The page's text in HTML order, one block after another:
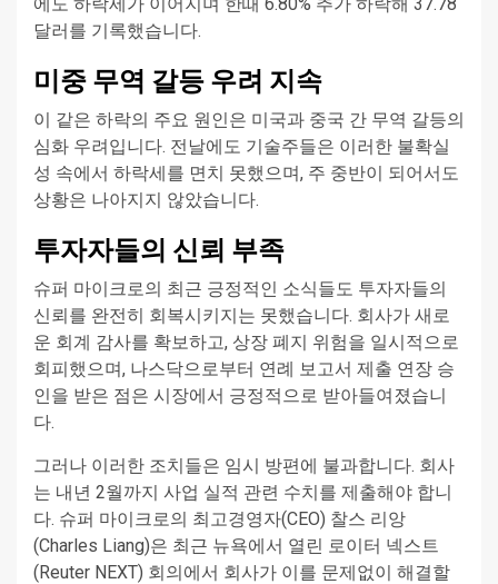
달러를 기록했습니다.
미중 무역 갈등 우려 지속
이 같은 하락의 주요 원인은 미국과 중국 간 무역 갈등의
심화 우려입니다. 전날에도 기술주들은 이러한 불확실
성 속에서 하락세를 면치 못했으며, 주 중반이 되어서도
상황은 나아지지 않았습니다.
투자자들의 신뢰 부족
슈퍼 마이크로의 최근 긍정적인 소식들도 투자자들의
신뢰를 완전히 회복시키지는 못했습니다. 회사가 새로
운 회계 감사를 확보하고, 상장 폐지 위험을 일시적으로
회피했으며, 나스닥으로부터 연례 보고서 제출 연장 승
인을 받은 점은 시장에서 긍정적으로 받아들여졌습니
다.
그러나 이러한 조치들은 임시 방편에 불과합니다. 회사
는 내년 2월까지 사업 실적 관련 수치를 제출해야 합니
다. 슈퍼 마이크로의 최고경영자(CEO) 찰스 리앙
(Charles Liang)은 최근 뉴욕에서 열린 로이터 넥스트
(Reuter NEXT) 회의에서 회사가 이를 문제없이 해결할